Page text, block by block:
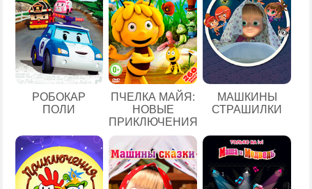
РОБОКАР
ПОЛИ
ПЧЕЛКА МАЙЯ:
НОВЫЕ
ПРИКЛЮЧЕНИЯ
МАШКИНЫ
СТРАШИЛКИ